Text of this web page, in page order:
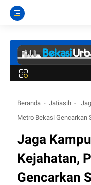
Beranda Jatiasih
Metro Bekasi Gencarkan
Jaga
Kejahatan,
Gencarkan